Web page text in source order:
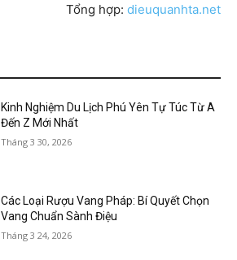
Tổng hợp: dieuquanhta.net
Kinh Nghiệm Du Lịch Phú Yên Tự Túc Từ A
Đến Z Mới Nhất
Tháng 3 30, 2026
Các Loại Rượu Vang Pháp: Bí Quyết Chọn
Vang Chuẩn Sành Điệu
Tháng 3 24, 2026